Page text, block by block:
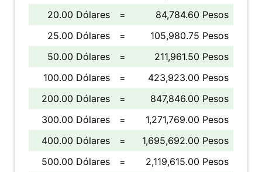
20.00 Dólares
=
84,784.60 Pesos
25.00 Dólares
=
105,980.75 Pesos
50.00 Dólares
=
211,961.50 Pesos
100.00 Dólares
=
423,923.00 Pesos
200.00 Dólares
=
847,846.00 Pesos
300.00 Dólares
=
1,271,769.00 Pesos
400.00 Dólares
=
1,695,692.00 Pesos
500.00 Dólares
=
2,119,615.00 Pesos